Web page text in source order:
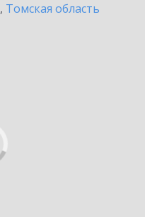
, Томская область